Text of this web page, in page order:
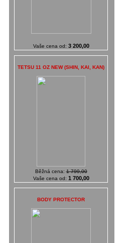
Vaše cena od: 3 200,00
TETSU 11 OZ NEW (SHIN, KAI, KAN)
Běžná cena:1 799,00
Vaše cena od: 1 700,00
BODY PROTECTOR